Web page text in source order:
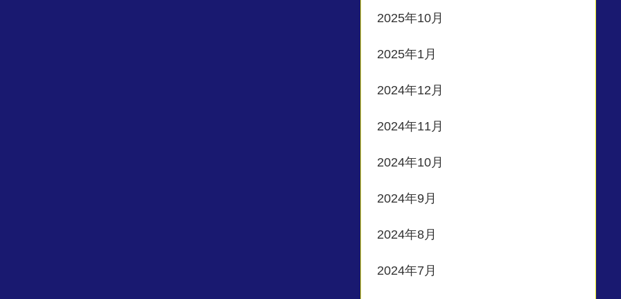
2025年10月
2025年1月
2024年12月
2024年11月
2024年10月
2024年9月
2024年8月
2024年7月